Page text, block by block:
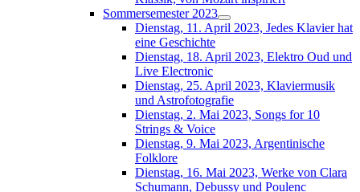
Sommersemester 2023
Dienstag, 11. April 2023, Jedes Klavier hat
eine Geschichte
Dienstag, 18. April 2023, Elektro Oud und
Live Electronic
Dienstag, 25. April 2023, Klaviermusik
und Astrofotografie
Dienstag, 2. Mai 2023, Songs for 10
Strings & Voice
Dienstag, 9. Mai 2023, Argentinische
Folklore
Dienstag, 16. Mai 2023, Werke von Clara
Schumann, Debussy und Poulenc